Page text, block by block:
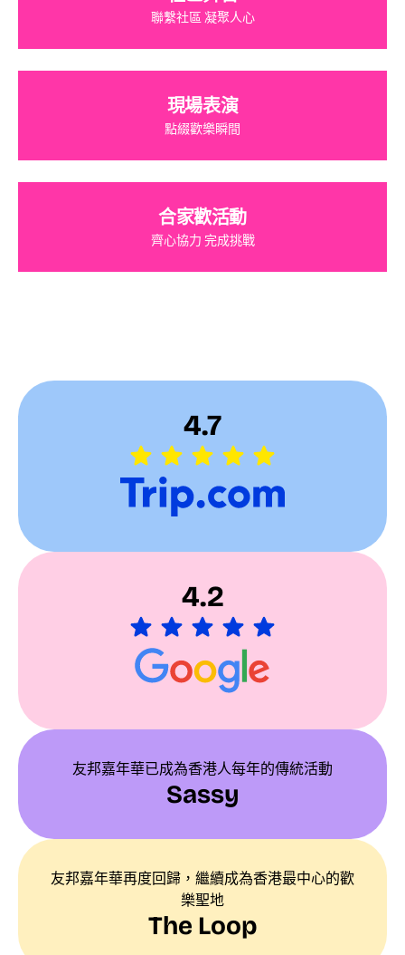
聯繫社區 凝聚人心
現場表演
點綴歡樂瞬間
合家歡活動
齊心協力 完成挑戰
4.7
4.2
友邦嘉年華已成為香港人每年的傳統活動
Sassy
友邦嘉年華再度回歸，繼續成為香港最中心的歡
樂聖地
The Loop